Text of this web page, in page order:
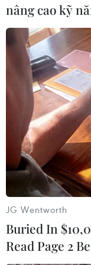
Ở mức giá
tỷ giá ngân
tương đương
trong nước
nâng cao kỹ
JG Wentworth
Buried In
Read Page 2